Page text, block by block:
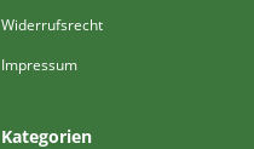
Widerrufsrecht
Impressum
Kategorien